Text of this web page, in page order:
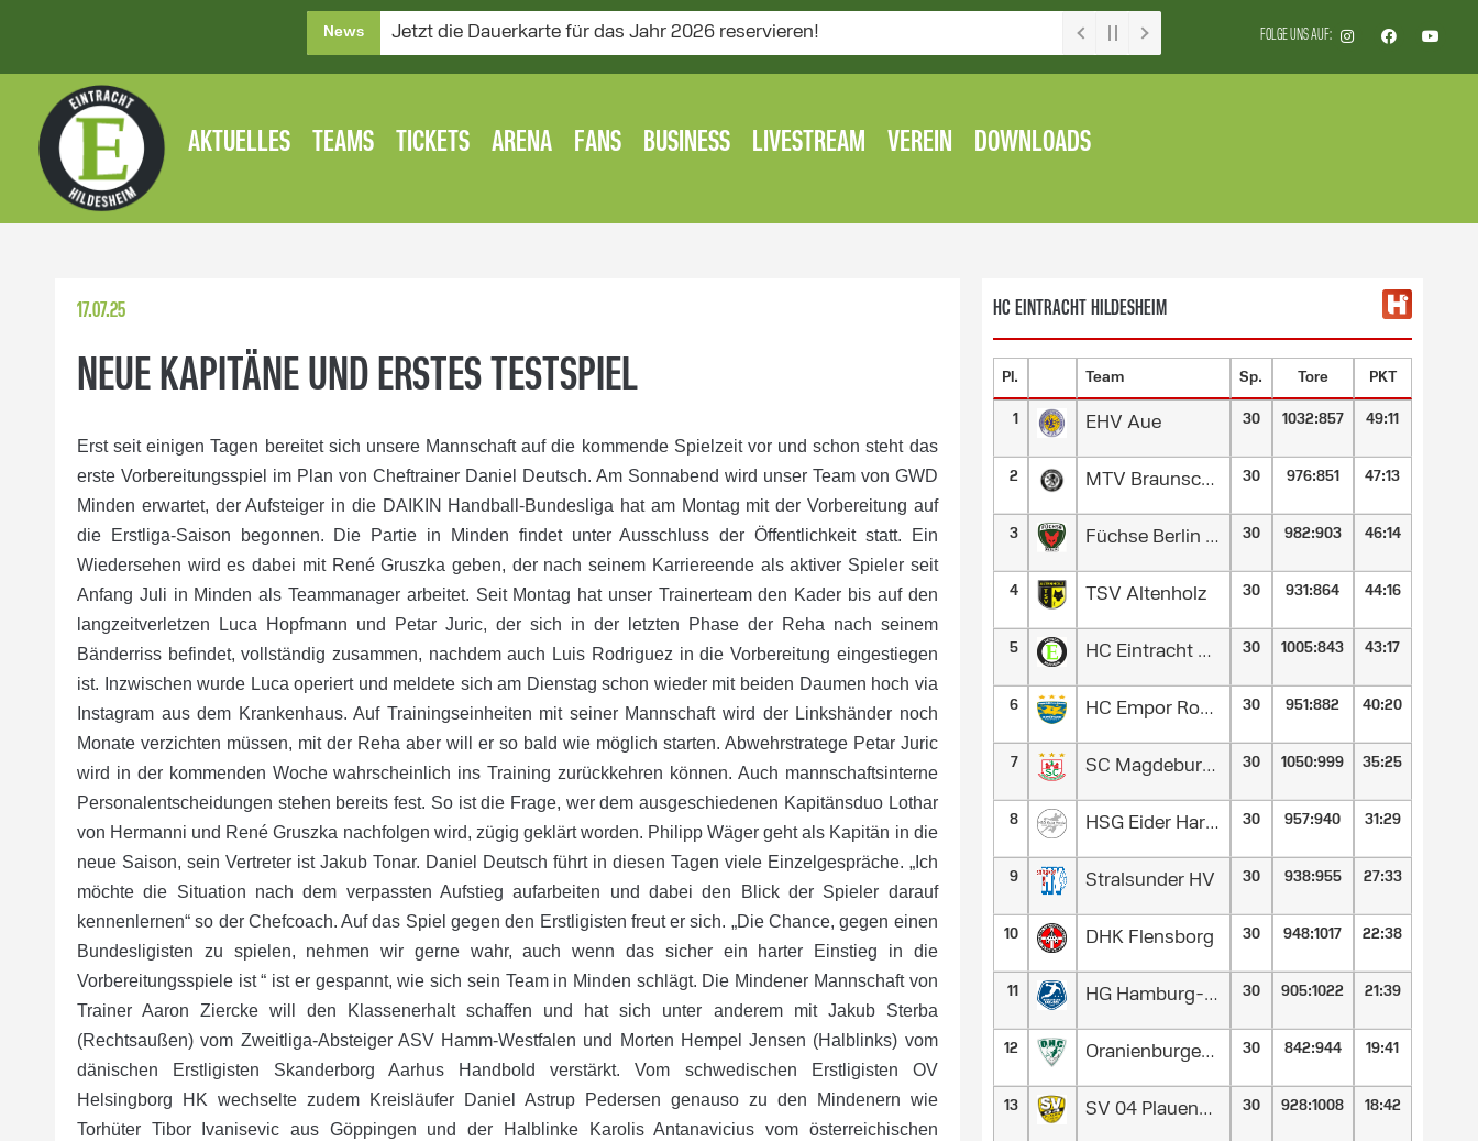
News Jetzt die Dauerkarte für das Jahr 2026 reservieren! FOLGE UNS AUF:
AKTUELLES TEAMS TICKETS ARENA FANS BUSINESS LIVESTREAM VEREIN DOWNLOADS
17.07.25
NEUE KAPITÄNE UND ERSTES TESTSPIEL
Erst seit einigen Tagen bereitet sich unsere Mannschaft auf die kommende Spielzeit vor und schon steht das
erste Vorbereitungsspiel im Plan von Cheftrainer Daniel Deutsch. Am Sonnabend wird unser Team von GWD
Minden erwartet, der Aufsteiger in die DAIKIN Handball-Bundesliga hat am Montag mit der Vorbereitung auf
die Erstliga-Saison begonnen. Die Partie in Minden findet unter Ausschluss der Öffentlichkeit statt. Ein
Wiedersehen wird es dabei mit René Gruszka geben, der nach seinem Karriereende als aktiver Spieler seit
Anfang Juli in Minden als Teammanager arbeitet. Seit Montag hat unser Trainerteam den Kader bis auf den
langzeitverletzen Luca Hopfmann und Petar Juric, der sich in der letzten Phase der Reha nach seinem
Bänderriss befindet, vollständig zusammen, nachdem auch Luis Rodriguez in die Vorbereitung eingestiegen
ist. Inzwischen wurde Luca operiert und meldete sich am Dienstag schon wieder mit beiden Daumen hoch via
Instagram aus dem Krankenhaus. Auf Trainingseinheiten mit seiner Mannschaft wird der Linkshänder noch
Monate verzichten müssen, mit der Reha aber will er so bald wie möglich starten. Abwehrstratege Petar Juric
wird in der kommenden Woche wahrscheinlich ins Training zurückkehren können. Auch mannschaftsinterne
Personalentscheidungen stehen bereits fest. So ist die Frage, wer dem ausgeschiedenen Kapitänsduo Lothar
von Hermanni und René Gruszka nachfolgen wird, zügig geklärt worden. Philipp Wäger geht als Kapitän in die
neue Saison, sein Vertreter ist Jakub Tonar. Daniel Deutsch führt in diesen Tagen viele Einzelgespräche. „Ich
möchte die Situation nach dem verpassten Aufstieg aufarbeiten und dabei den Blick der Spieler darauf
kennenlernen“ so der Chefcoach. Auf das Spiel gegen den Erstligisten freut er sich. „Die Chance, gegen einen
Bundesligisten zu spielen, nehmen wir gerne wahr, auch wenn das sicher ein harter Einstieg in die
Vorbereitungsspiele ist “ ist er gespannt, wie sich sein Team in Minden schlägt. Die Mindener Mannschaft von
Trainer Aaron Ziercke will den Klassenerhalt schaffen und hat sich unter anderem mit Jakub Sterba
(Rechtsaußen) vom Zweitliga-Absteiger ASV Hamm-Westfalen und Morten Hempel Jensen (Halblinks) vom
dänischen Erstligisten Skanderborg Aarhus Handbold verstärkt. Vom schwedischen Erstligisten OV
Helsingborg HK wechselte zudem Kreisläufer Daniel Astrup Pedersen genauso zu den Mindenern wie
Torhüter Tibor Ivanisevic aus Göppingen und der Halblinke Karolis Antanavicius vom österreichischen
HC EINTRACHT HILDESHEIM
Pl. Team Sp. Tore PKT
1 EHV Aue 30 1032:857 49:11
2 MTV Braunschweig 30 976:851 47:13
3 Füchse Berlin Reinickendorf II 30 982:903 46:14
4 TSV Altenholz 30 931:864 44:16
5 HC Eintracht Hildesheim 30 1005:843 43:17
6 HC Empor Rostock 30 951:882 40:20
7 SC Magdeburg II 30 1050:999 35:25
8 HSG Eider Harde 30 957:940 31:29
9 Stralsunder HV 30 938:955 27:33
10 DHK Flensborg 30 948:1017 22:38
11 HG Hamburg-Barmbek 30 905:1022 21:39
12 Oranienburger HC 30 842:944 19:41
13 SV 04 Plauen-Oberlosa 30 928:1008 18:42